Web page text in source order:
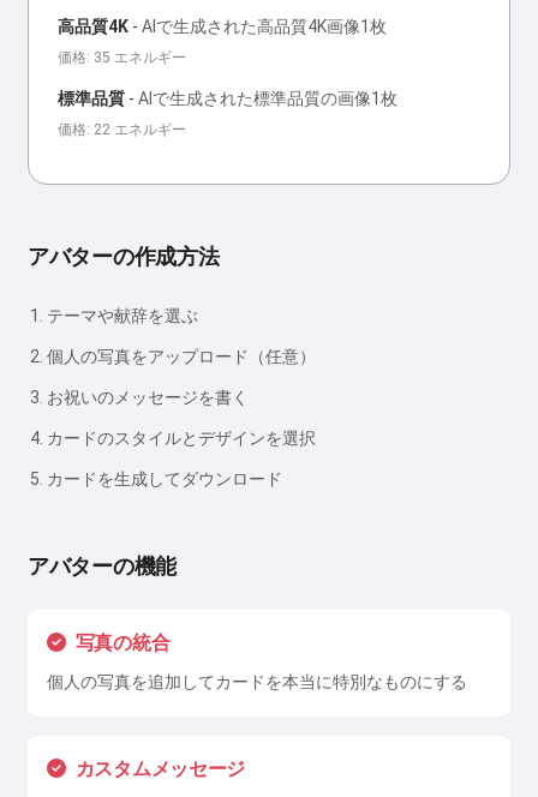
高品質4K - AIで生成された高品質4K画像1枚
価格: 35 エネルギー
標準品質 - AIで生成された標準品質の画像1枚
価格: 22 エネルギー
アバターの作成方法
テーマや献辞を選ぶ
個人の写真をアップロード（任意）
お祝いのメッセージを書く
カードのスタイルとデザインを選択
カードを生成してダウンロード
アバターの機能
写真の統合
個人の写真を追加してカードを本当に特別なものにする
カスタムメッセージ